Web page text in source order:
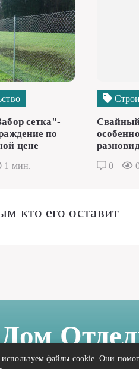
сетка"-
по
цене
1 мин. 0
кто его оставит
файлы cookie. Они